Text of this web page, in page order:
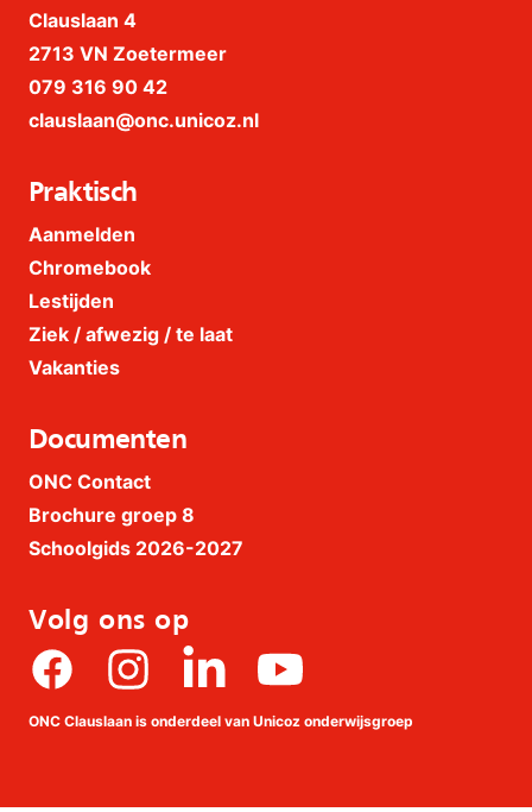
Clauslaan 4
2713 VN Zoetermeer
079 316 90 42
clauslaan@onc.unicoz.nl
Praktisch
Aanmelden
Chromebook
Lestijden
Ziek / afwezig / te laat
Vakanties
Documenten
ONC Contact
Brochure groep 8
Schoolgids 2026-2027
Volg ons op
FacebookInstagram Youtube
ONC Clauslaan is onderdeel van Unicoz onderwijsgroep